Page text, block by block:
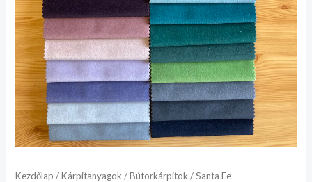
Kezdőlap /Kárpitanyagok /Bútorkárpitok / Santa Fe